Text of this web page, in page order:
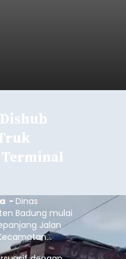
- Dinas
Badung mulai
Jalan